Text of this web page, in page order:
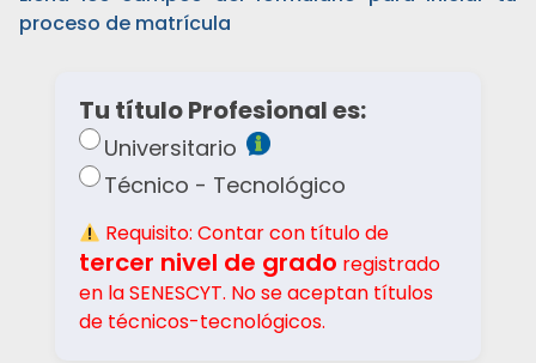
proceso de matrícula
Tu título Profesional es:
Universitario
Técnico - Tecnológico
Requisito: Contar con título de
tercer nivel de grado registrado
en la SENESCYT. No se aceptan títulos
de técnicos-tecnológicos.